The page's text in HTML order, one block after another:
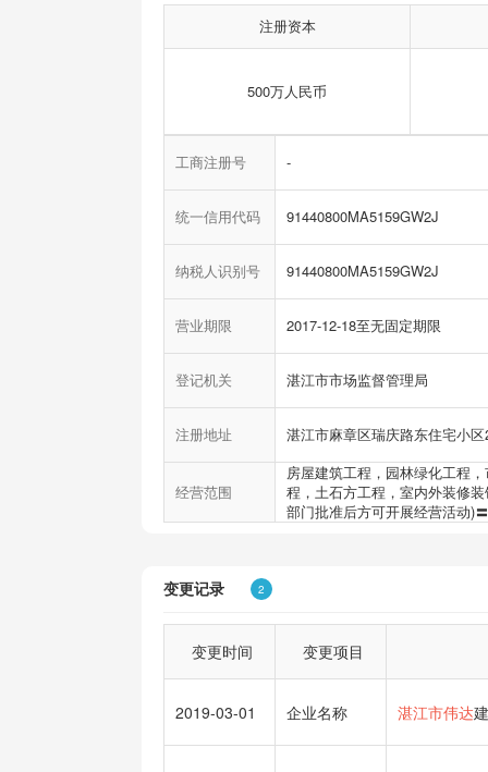
注册资本
500万人民币
工商注册号 -
统一信用代码 91440800MA5159GW2J
纳税人识别号 91440800MA5159GW2J
营业期限 2017-12-18至无固定期限
登记机关 湛江市市场监督管理局
注册地址 湛江市麻章区瑞庆路东住宅小
经营范围
房屋建筑工程，园林绿化工程
程，土石方工程，室内外装修
部门批准后方可开展经营活动)〓
变更记录 2
变更时间 变更项目
2019-03-01 企业名称 湛江市伟达建